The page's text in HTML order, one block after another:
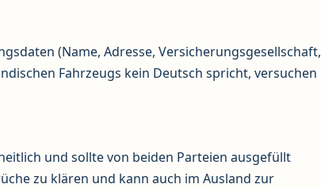
(Name, Adresse, Versicherungsgesellschaft,
Fahrzeugs kein Deutsch spricht, versuchen
und sollte von beiden Parteien ausgefüllt
zu klären und kann auch im Ausland zur